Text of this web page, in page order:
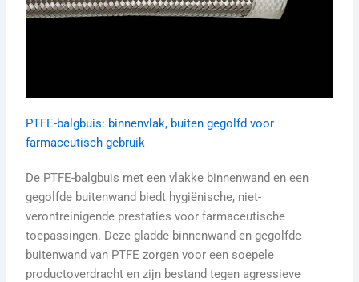
PTFE-balgbuis: binnenvlak, buiten gegolfd voor
farmaceutisch gebruik
De PTFE-balgbuis met een vlakke binnenwand en een
gegolfde buitenwand biedt hygiënische, niet-
verontreinigende prestaties voor farmaceutische
toepassingen. Deze gladde binnenwand en gegolfde
buitenwand van PTFE zorgen voor een soepele
productoverdracht en zijn bestand tegen agressieve